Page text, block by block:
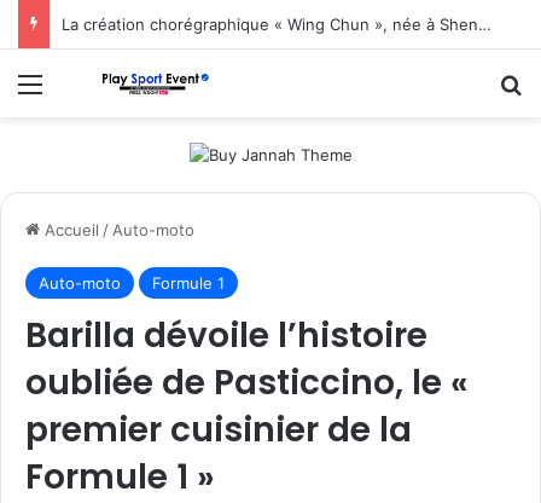
La création chorégraphique « Wing Chun », née à Shenzhen, fait ses débuts en Corée du Sud
Menu
Accueil /Auto-moto
Auto-moto Formule 1
Barilla dévoile l’histoire
oubliée de Pasticcino, le «
premier cuisinier de la
Formule 1 »